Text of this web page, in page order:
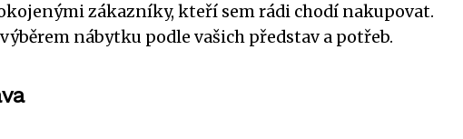
zákazníky, kteří sem rádi chodí nakupovat.
nábytku podle vašich představ a potřeb.